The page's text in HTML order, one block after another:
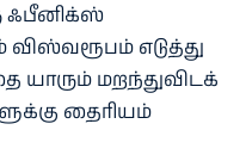
ஃபீனிக்ஸ்
எடுத்து
யாரும் மறந்துவிடக்
தைரியம்